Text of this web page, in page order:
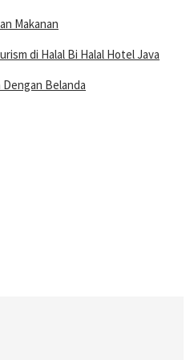
Makanan
di Halal Bi Halal Hotel Java
Dengan Belanda